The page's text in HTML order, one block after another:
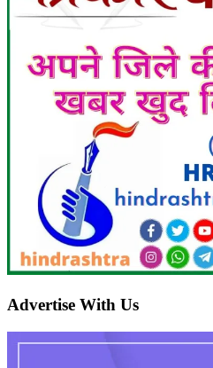
Advertise With Us